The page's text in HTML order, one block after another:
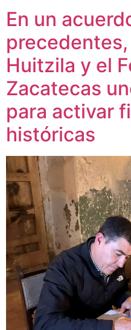
En un
Huitzila y el
Zacatecas
para activar
históricas